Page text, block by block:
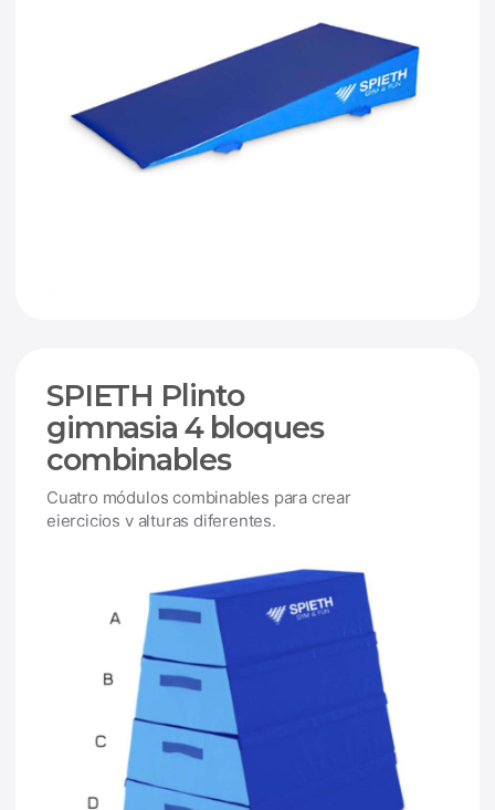
SPIETH Plinto
gimnasia 4 bloques
combinables
Cuatro módulos combinables para crear
ejercicios y alturas diferentes.